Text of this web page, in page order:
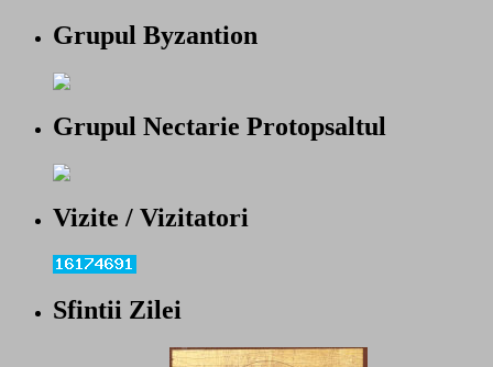
Grupul Byzantion
Grupul Nectarie Protopsaltul
Vizite / Vizitatori
Sfintii Zilei